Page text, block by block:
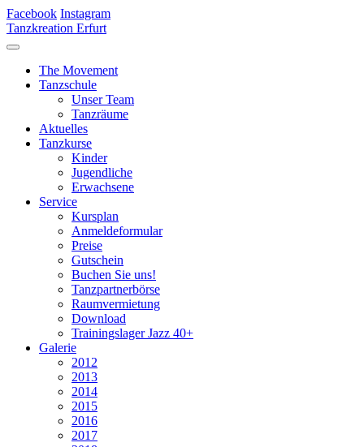
Facebook Instagram
Tanzkreation Erfurt
The Movement
Tanzschule
Unser Team
Tanzräume
Aktuelles
Tanzkurse
Kinder
Jugendliche
Erwachsene
Service
Kursplan
Anmeldeformular
Preise
Gutschein
Buchen Sie uns!
Tanzpartnerbörse
Raumvermietung
Download
Trainingslager Jazz 40+
Galerie
2012
2013
2014
2015
2016
2017